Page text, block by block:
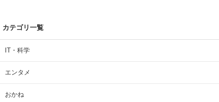
カテゴリ一覧
IT・科学
エンタメ
おかね